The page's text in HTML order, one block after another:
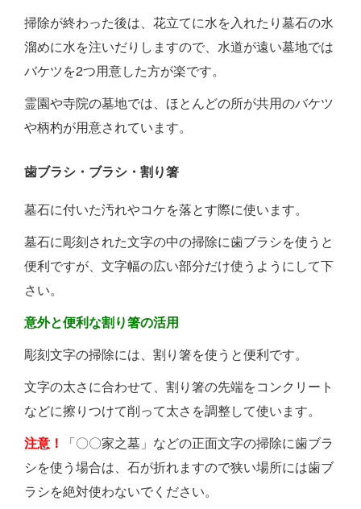
掃除が終わった後は、花立てに水を入れたり墓石の水
溜めに水を注いだりしますので、水道が遠い墓地では
バケツを2つ用意した方が楽です。
霊園や寺院の墓地では、ほとんどの所が共用のバケツ
や柄杓が用意されています。
歯ブラシ・ブラシ・割り箸
墓石に付いた汚れやコケを落とす際に使います。
墓石に彫刻された文字の中の掃除に歯ブラシを使うと
便利ですが、文字幅の広い部分だけ使うようにして下
さい。
意外と便利な割り箸の活用
彫刻文字の掃除には、割り箸を使うと便利です。
文字の太さに合わせて、割り箸の先端をコンクリート
などに擦りつけて削って太さを調整して使います。
注意！
「〇〇家之墓」などの正面文字の掃除に歯ブラ
シを使う場合は、石が折れますので狭い場所には歯ブ
ラシを絶対使わないでください。